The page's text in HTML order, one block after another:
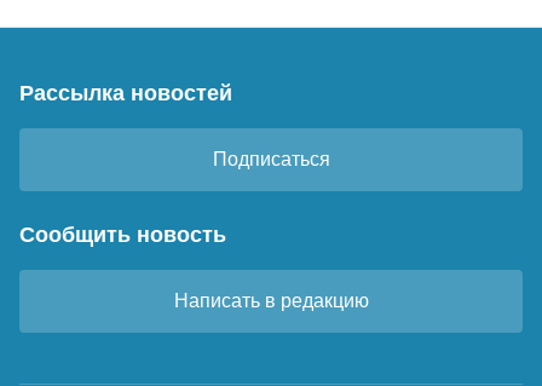
Рассылка новостей
Подписаться
Сообщить новость
Написать в редакцию